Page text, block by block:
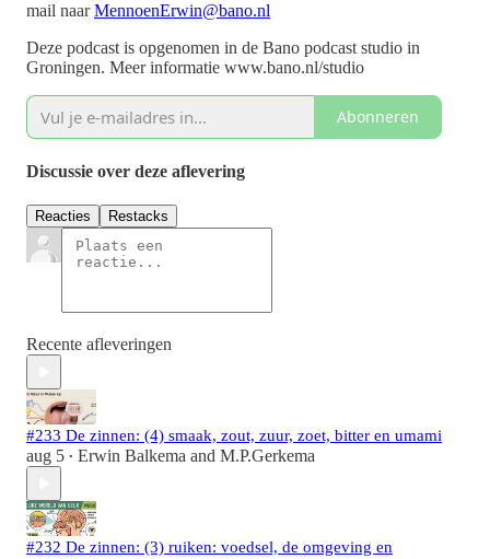
mail naarMennoenErwin@bano.nl
Deze podcast is opgenomen in de Bano podcast studio in
Groningen. Meer informatie www.bano.nl/studio
Abonneren
Discussie over deze aflevering
Reacties Restacks
Recente afleveringen
#233 De zinnen: (4) smaak, zout, zuur, zoet, bitter en umami
aug 5 • Erwin Balkema and M.P.Gerkema
#232 De zinnen: (3) ruiken: voedsel, de omgeving en